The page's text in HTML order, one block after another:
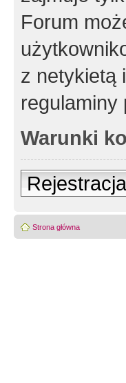
Forum
z netykietą
regulaminy
Warunki
Rejestracja
Strona główna